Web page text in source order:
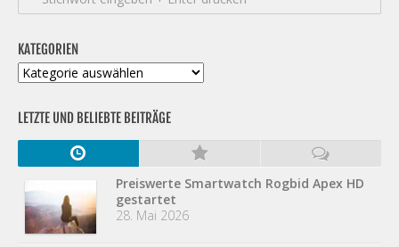
KATEGORIEN
Kategorien
LETZTE UND BELIEBTE BEITRÄGE
Preiswerte Smartwatch Rogbid Apex HD
gestartet
28. Mai 2026